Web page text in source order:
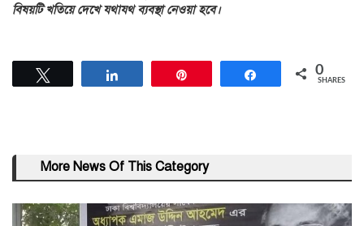
বিষয়টি খতিয়ে দেখে যথাযথ ব্যবস্থা নেওয়া হবে।
Share 0
SHARES
More News Of This Category